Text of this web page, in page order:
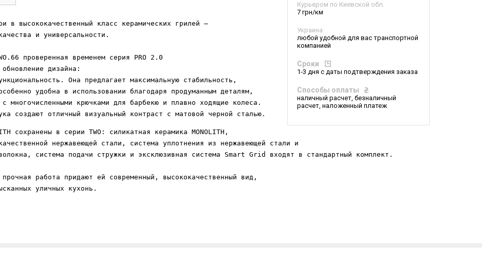
Курьером по Киевской обл.
7 грн/км
Украина:
любой удобной для вас транспортной
компанией
Сроки
1-3 дня с даты подтверждения заказа
Способы оплаты
наличный расчет, безналичный
расчет, наложенный платеж
в высококачественный класс керамических грилей –
и универсальности.
проверенная временем серия PRO 2.0
обновление дизайна:
Она предлагает максимальную стабильность,
удобна в использовании благодаря продуманным деталям,
многочисленными крючками для барбекю и плавно ходящие колеса.
создают отличный визуальный контраст с матовой черной сталью.
сохранены в серии TWO: силикатная керамика MONOLITH,
нержавеющей стали, система уплотнения из нержавеющей стали и
система подачи стружки и эксклюзивная система Smart Grid входят в стандартный комплект.
работа придают ей современный, высококачественный вид,
уличных кухонь.